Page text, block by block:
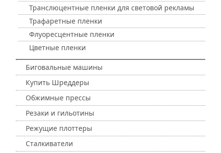
Транслюцентные пленки для световой рекламы
Трафаретные пленки
Флуоресцентные пленки
Цветные пленки
Биговальные машины
Купить Шреддеры
Обжимные прессы
Резаки и гильотины
Режущие плоттеры
Сталкиватели